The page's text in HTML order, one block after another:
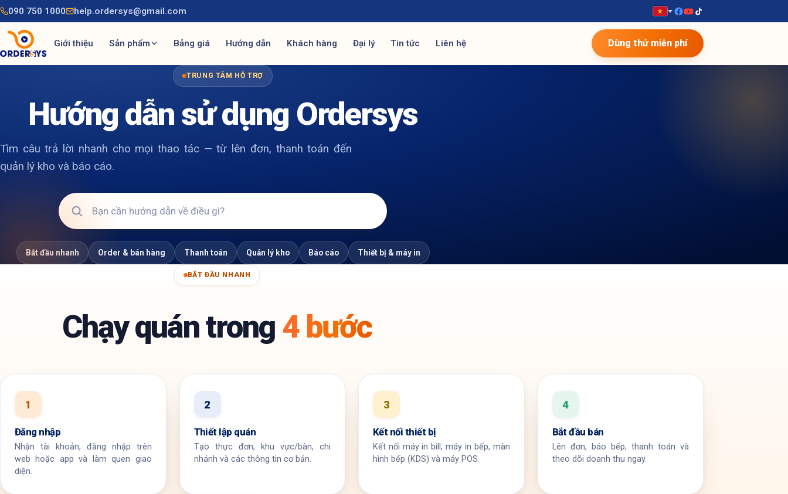
090 750 1000 help.ordersys@gmail.com
Giới thiệu Sản phẩm Bảng giá Hướng dẫn Khách hàng Đại lý Tin tức Liên hệ Dùng thử miễn phí
TRUNG TÂM HỖ TRỢ
Hướng dẫn sử dụng Ordersys
Tìm câu trả lời nhanh cho mọi thao tác — từ lên đơn, thanh toán đến
quản lý kho và báo cáo.
Bắt đầu nhanh Order & bán hàng Thanh toán Quản lý kho Báo cáo Thiết bị & máy in
BẮT ĐẦU NHANH
Chạy quán trong 4 bước
1
Đăng nhập
Nhận tài khoản, đăng nhập trên
web hoặc app và làm quen giao
diện.
2
Thiết lập quán
Tạo thực đơn, khu vực/bàn, chi
nhánh và các thông tin cơ bản.
3
Kết nối thiết bị
Kết nối máy in bill, máy in bếp, màn
hình bếp (KDS) và máy POS.
4
Bắt đầu bán
Lên đơn, báo bếp, thanh toán và
theo dõi doanh thu ngay.